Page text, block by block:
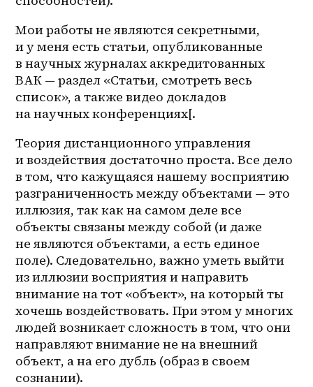
Мои работы не являются секретными,
и у меня есть статьи, опубликованные
в научных журналах аккредитованных
ВАК — раздел «Статьи, смотреть весь
список», а также видео докладов
на научных конференциях[.
Теория дистанционного управления
и воздействия достаточно проста. Все дело
в том, что кажущаяся нашему восприятию
разграниченность между объектами — это
иллюзия, так как на самом деле все
объекты связаны между собой (и даже
не являются объектами, а есть единое
поле). Следовательно, важно уметь выйти
из иллюзии восприятия и направить
внимание на тот «объект», на который ты
хочешь воздействовать. При этом у многих
людей возникает сложность в том, что они
направляют внимание не на внешний
объект, а на его дубль (образ в своем
сознании).